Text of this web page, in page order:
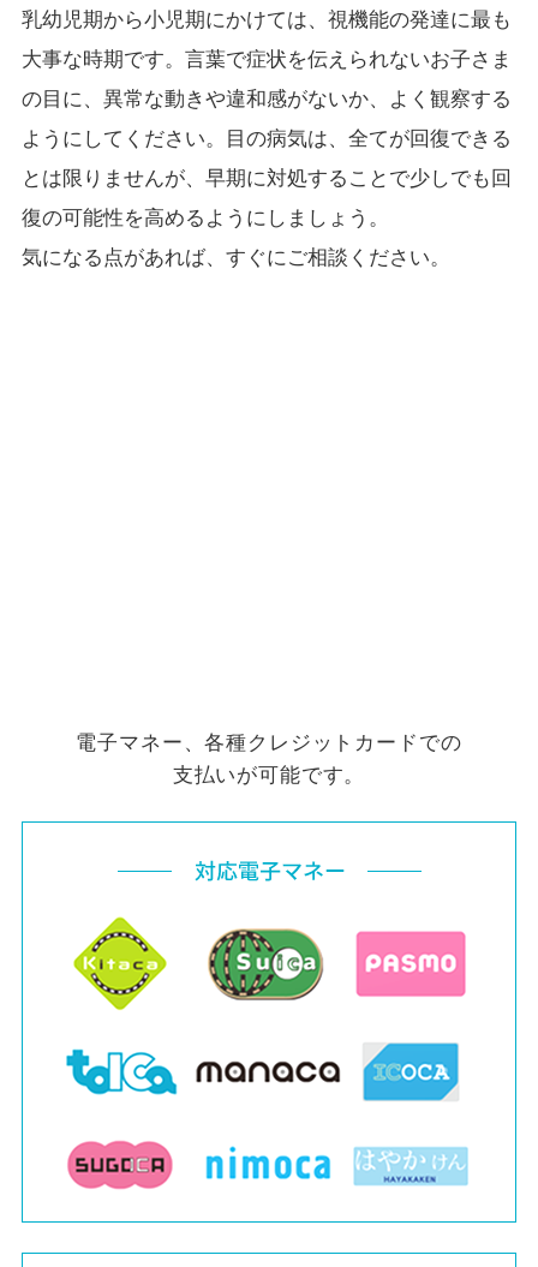
乳幼児期から小児期にかけては、視機能の発達に最も
大事な時期です。言葉で症状を伝えられないお子さま
の目に、異常な動きや違和感がないか、よく観察する
ようにしてください。目の病気は、全てが回復できる
とは限りませんが、早期に対処することで少しでも回
復の可能性を高めるようにしましょう。
気になる点があれば、すぐにご相談ください。
電子マネー、各種クレジットカードでの
支払いが可能です。